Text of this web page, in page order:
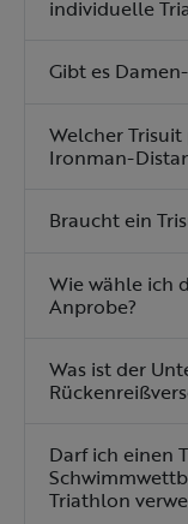
individuelle
Gibt es
Welcher
Ironman-
Braucht ein
Wie wähle ich
Anprobe?
Was ist der
Darf ich einen
Triathlon